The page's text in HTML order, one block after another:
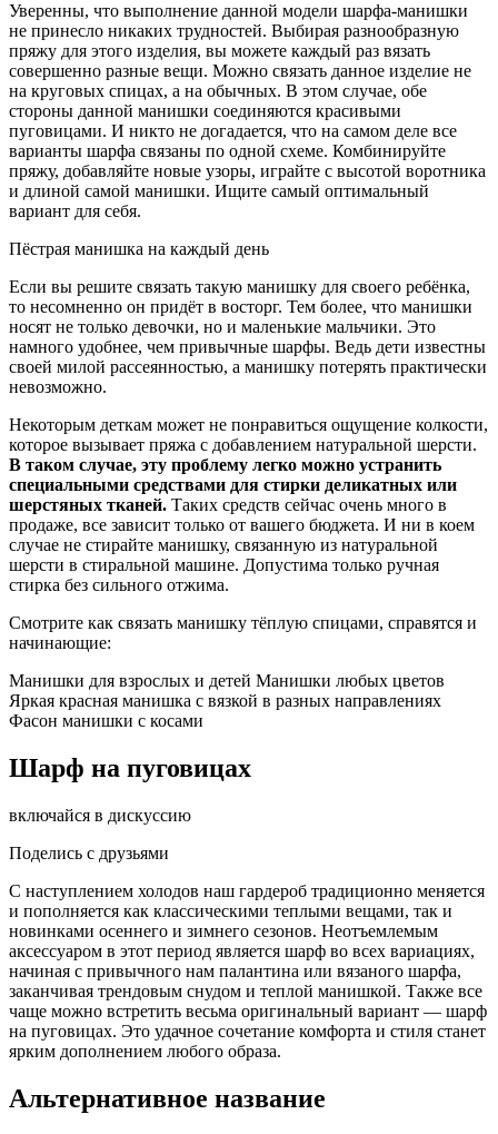
Уверенны, что выполнение данной модели шарфа-манишки
не принесло никаких трудностей. Выбирая разнообразную
пряжу для этого изделия, вы можете каждый раз вязать
совершенно разные вещи. Можно связать данное изделие не
на круговых спицах, а на обычных. В этом случае, обе
стороны данной манишки соединяются красивыми
пуговицами. И никто не догадается, что на самом деле все
варианты шарфа связаны по одной схеме. Комбинируйте
пряжу, добавляйте новые узоры, играйте с высотой воротника
и длиной самой манишки. Ищите самый оптимальный
вариант для себя.
Пёстрая манишка на каждый день
Если вы решите связать такую манишку для своего ребёнка,
то несомненно он придёт в восторг. Тем более, что манишки
носят не только девочки, но и маленькие мальчики. Это
намного удобнее, чем привычные шарфы. Ведь дети известны
своей милой рассеянностью, а манишку потерять практически
невозможно.
Некоторым деткам может не понравиться ощущение колкости,
которое вызывает пряжа с добавлением натуральной шерсти.
В таком случае, эту проблему легко можно устранить
специальными средствами для стирки деликатных или
шерстяных тканей. Таких средств сейчас очень много в
продаже, все зависит только от вашего бюджета. И ни в коем
случае не стирайте манишку, связанную из натуральной
шерсти в стиральной машине. Допустима только ручная
стирка без сильного отжима.
Смотрите как связать манишку тёплую спицами, справятся и
начинающие:
Манишки для взрослых и детей Манишки любых цветов
Яркая красная манишка с вязкой в разных направлениях
Фасон манишки с косами
Шарф на пуговицах
включайся в дискуссию
Поделись с друзьями
С наступлением холодов наш гардероб традиционно меняется
и пополняется как классическими теплыми вещами, так и
новинками осеннего и зимнего сезонов. Неотъемлемым
аксессуаром в этот период является шарф во всех вариациях,
начиная с привычного нам палантина или вязаного шарфа,
заканчивая трендовым снудом и теплой манишкой. Также все
чаще можно встретить весьма оригинальный вариант — шарф
на пуговицах. Это удачное сочетание комфорта и стиля станет
ярким дополнением любого образа.
Альтернативное название